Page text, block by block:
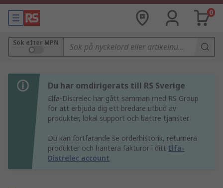
0
Sök efter MPN
Du har omdirigerats till RS Sverige
Elfa-Distrelec har gått samman med RS Group
för att erbjuda dig ett bredare utbud av
produkter, lokal support och bättre tjänster.
Du kan fortfarande se orderhistorik, returnera
produkter och hantera fakturor i ditt Elfa-
Distrelec account